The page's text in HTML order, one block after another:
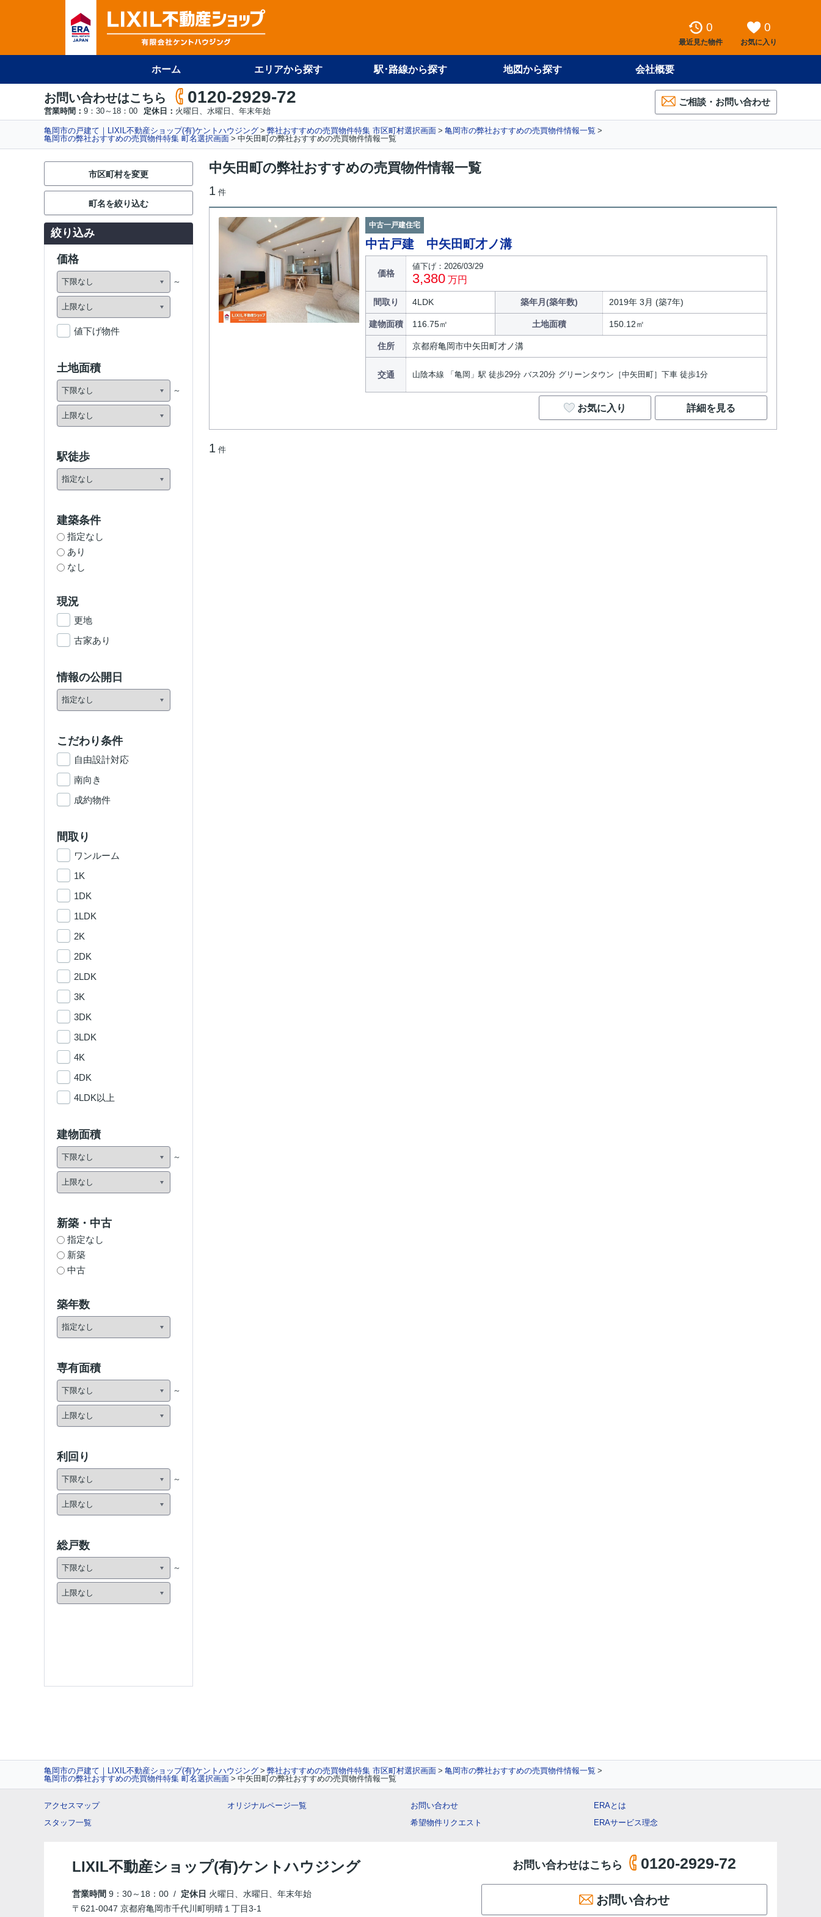
0
最近見た物件
0
お気に入り
ホーム エリアから探す 駅･路線から探す 地図から探す 会社概要
お問い合わせはこちら 0120-2929-72
営業時間： 9：30～18：00 定休日： 火曜日、水曜日、年末年始
ご相談・お問い合わせ
亀岡市の戸建て｜LIXIL不動産ショップ(有)ケントハウジング 弊社おすすめの売買物件特集 市区町村選択画面
亀岡市の弊社おすすめの売買物件情報一覧
亀岡市の弊社おすすめの売買物件特集 町名選択画面
中矢田町の弊社おすすめの売買物件情報一覧
中矢田町の弊社おすすめの売買物件情報一覧
1 件
中古一戸建住宅
中古戸建 中矢田町才ノ溝
価格
値下げ：2026/03/29
3,380 万円
間取り 4LDK 築年月(築年数) 2019年 3月 (築7年)
建物面積 116.75㎡ 土地面積 150.12㎡
住所 京都府亀岡市中矢田町才ノ溝
交通 山陰本線 「亀岡」駅 徒歩29分 バス20分 グリーンタウン［中矢田町］下車 徒歩1分
お気に入り 詳細を見る
1 件
市区町村を変更
町名を絞り込む
絞り込み
価格
値下げ物件
土地面積
駅徒歩
建築条件
指定なし
あり
なし
現況
更地
古家あり
情報の公開日
こだわり条件
自由設計対応
南向き
成約物件
間取り
ワンルーム
1K
1DK
1LDK
2K
2DK
2LDK
3K
3DK
3LDK
4K
4DK
4LDK以上
建物面積
新築・中古
指定なし
新築
中古
築年数
専有面積
利回り
総戸数
亀岡市の戸建て｜LIXIL不動産ショップ(有)ケントハウジング 弊社おすすめの売買物件特集 市区町村選択画面
亀岡市の弊社おすすめの売買物件情報一覧
亀岡市の弊社おすすめの売買物件特集 町名選択画面
中矢田町の弊社おすすめの売買物件情報一覧
アクセスマップ
スタッフ一覧
オリジナルページ一覧
お問い合わせ
希望物件リクエスト
ERAとは
ERAサービス理念
LIXIL不動産ショップ(有)ケントハウジング
営業時間 9：30～18：00 / 定休日 火曜日、水曜日、年末年始
〒621-0047 京都府亀岡市千代川町明晴１丁目3-1
お問い合わせはこちら 0120-2929-72
お問い合わせ